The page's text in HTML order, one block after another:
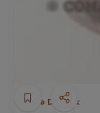
Dolci e Dessert